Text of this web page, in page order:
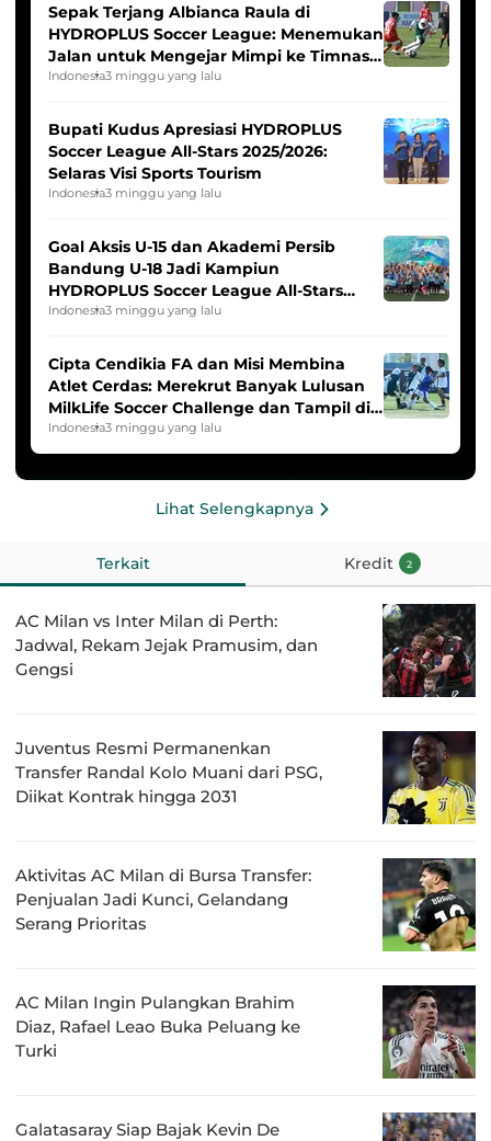
Sepak Terjang Albianca Raula di
HYDROPLUS Soccer League: Menemukan
Jalan untuk Mengejar Mimpi ke Timnas
Indonesia Putri
Indonesia3 minggu yang lalu
Bupati Kudus Apresiasi HYDROPLUS
Soccer League All-Stars 2025/2026:
Selaras Visi Sports Tourism
Indonesia3 minggu yang lalu
Goal Aksis U-15 dan Akademi Persib
Bandung U-18 Jadi Kampiun
HYDROPLUS Soccer League All-Stars
2025/2026
Indonesia3 minggu yang lalu
Cipta Cendikia FA dan Misi Membina
Atlet Cerdas: Merekrut Banyak Lulusan
MilkLife Soccer Challenge dan Tampil di
HYDROPLUS Soccer League
Indonesia3 minggu yang lalu
Lihat Selengkapnya
Terkait Kredit 2
AC Milan vs Inter Milan di Perth:
Jadwal, Rekam Jejak Pramusim, dan
Gengsi
Juventus Resmi Permanenkan
Transfer Randal Kolo Muani dari PSG,
Diikat Kontrak hingga 2031
Aktivitas AC Milan di Bursa Transfer:
Penjualan Jadi Kunci, Gelandang
Serang Prioritas
AC Milan Ingin Pulangkan Brahim
Diaz, Rafael Leao Buka Peluang ke
Turki
Galatasaray Siap Bajak Kevin De